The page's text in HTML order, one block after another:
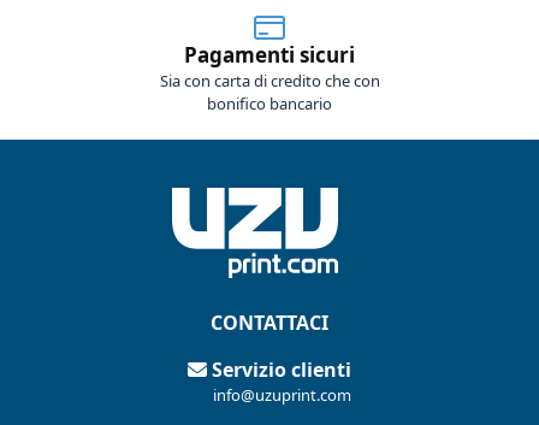
Pagamenti sicuri
Sia con carta di credito che con
bonifico bancario
CONTATTACI
Servizio clienti
info@uzuprint.com